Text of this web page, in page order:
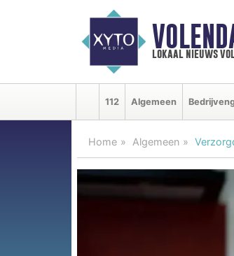
lokaal nieuws
112 Algemeen
Home Algemeen